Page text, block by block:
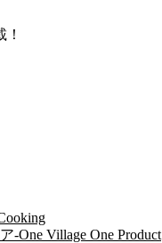
-One Village One Product